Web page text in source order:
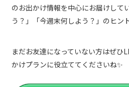
のお出かけ情報を中心にお届けして
う？」「今週末何しよう？」のヒン
まだお友達になっていない方はぜひ
かけプランに役立ててくださいね✨